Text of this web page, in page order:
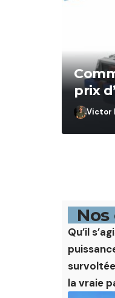
prix
Victor
Qu’il
la vraie